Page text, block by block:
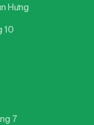
Hưng
10
7